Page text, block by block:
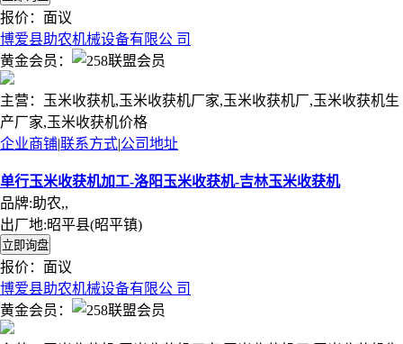
报价： 面议
博爱县助农机械设备有限公 司
黄金会员：
主营：玉米收获机,玉米收获机厂家,玉米收获机厂,玉米收获机生
产厂家,玉米收获机价格
企业商铺|联系方式|公司地址
单行玉米收获机加工-洛阳玉米收获机-吉林玉米收获机
品牌:助农,,
出厂地:昭平县(昭平镇)
报价： 面议
博爱县助农机械设备有限公 司
黄金会员：